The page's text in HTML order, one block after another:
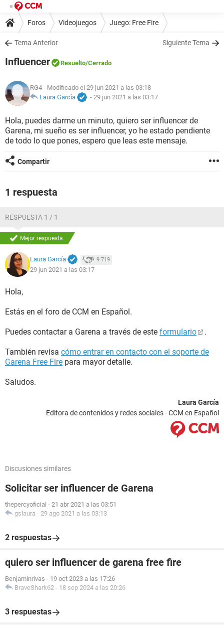
Foros Videojuegos Juego: Free Fire
Tema Anterior Siguiente Tema
Influencer Resuelto/Cerrado
RG4 - Modificado el 29 jun 2021 a las 03:18
Laura García
- 29 jun 2021 a las 03:17
Hola, puedes darme un minuto, quiero ser influencer de
Garena, mi sueño es ser influencer, yo he estado pendiente
de todo lo que pones, espero que leas este mensaje.
Compartir
1 respuesta
RESPUESTA 1 / 1
Mejor respuesta
Laura García 9.719
29 jun 2021 a las 03:17
Hola,
Estás en el foro de CCM en Español.
Puedes contactar a Garena a través de este formulario .
También revisa cómo entrar en contacto con el soporte de
Garena Free Fire para mayor detalle.
Saludos.
Laura García
Editora de contenidos y redes sociales - CCM en Español
Discusiones similares
Solicitar ser influencer de Garena
thepercyoficial - 21 abr 2021 a las 03:51
gslaura - 29 ago 2021 a las 03:13
2 respuestas
quiero ser influencer de garena free fire
Benjaminrivas - 19 oct 2023 a las 17:26
BraveShark62 - 18 sep 2024 a las 20:26
3 respuestas